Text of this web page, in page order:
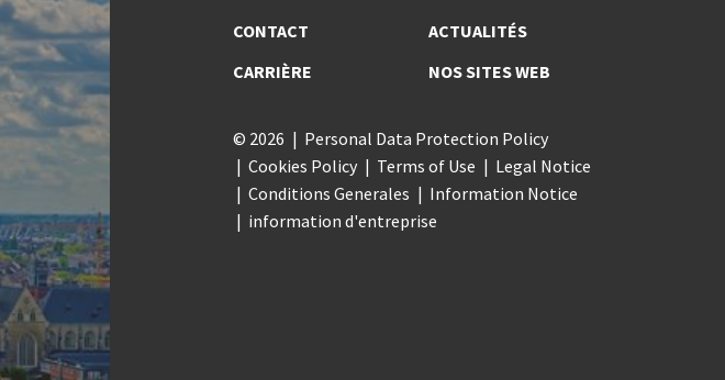
CONTACT
CARRIÈRE
ACTUALITÉS
NOS SITES WEB
© 2026
Personal Data Protection Policy
Cookies Policy
Terms of Use
Legal Notice
Conditions Generales
Information Notice
information d'entreprise